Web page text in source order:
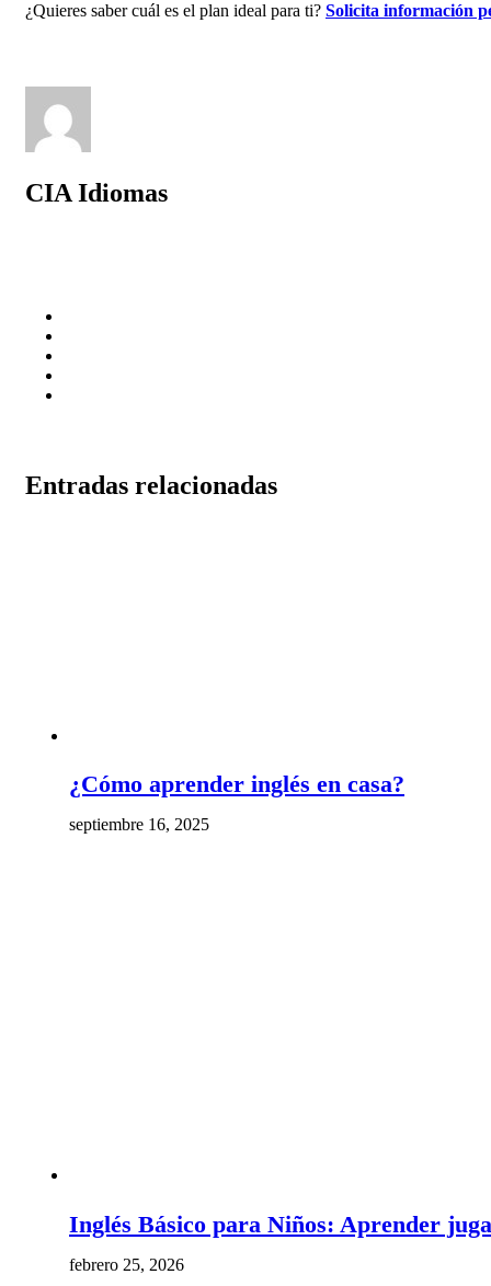
¿Quieres saber cuál es el plan ideal para ti? Solicita información
CIA Idiomas
Entradas relacionadas
¿Cómo aprender inglés en casa?
septiembre 16, 2025
Inglés Básico para Niños: Aprender
febrero 25, 2026